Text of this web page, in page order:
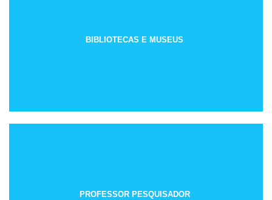
BIBLIOTECAS E MUSEUS
PROFESSOR PESQUISADOR